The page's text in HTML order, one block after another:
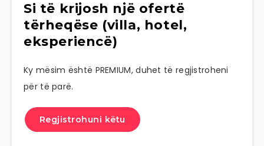
Si të krijosh një ofertë
tërheqëse (villa, hotel,
eksperiencë)
Ky mësim është PREMIUM, duhet të regjistroheni
për të parë.
Regjistrohuni këtu